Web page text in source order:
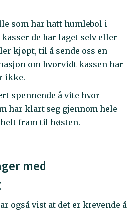
som har hatt humlebol i
de har laget selv eller
kjøpt, til å sende oss en
om hvorvidt kassen har
ikke.
spennende å vite hvor
har klart seg gjennom hele
fram til høsten.
med
også vist at det er krevende å